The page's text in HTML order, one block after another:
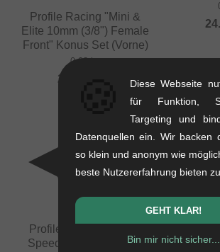
Profile Racing "Mini &
Elite 10mm (3/8") Female
Front" Konus Set (Vorne)
0.08 kg
25.17
Profile Racing "MTB 1
Speed Cassette CrMo"
Profile
Driver
Diese Webseite
für Funktion,
Targeting und
Datenquellen ein. Wir backen
so klein und anonym wie
beste Nutzererfahrung bieten
GEHT KLAR!
Bin mir nicht sicher...